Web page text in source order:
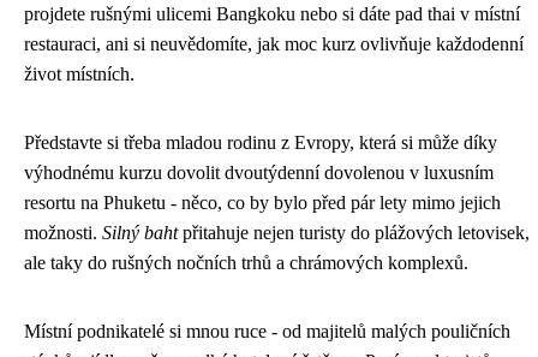
projdete rušnými ulicemi Bangkoku nebo si dáte pad thai v místní
restauraci, ani si neuvědomíte, jak moc kurz ovlivňuje každodenní
život místních.
Představte si třeba mladou rodinu z Evropy, která si může díky
výhodnému kurzu dovolit dvoutýdenní dovolenou v luxusním
resortu na Phuketu - něco, co by bylo před pár lety mimo jejich
možnosti. Silný bahtpřitahuje nejen turisty do plážových letovisek,
ale taky do rušných nočních trhů a chrámových komplexů.
Místní podnikatelé si mnou ruce - od majitelů malých pouličních